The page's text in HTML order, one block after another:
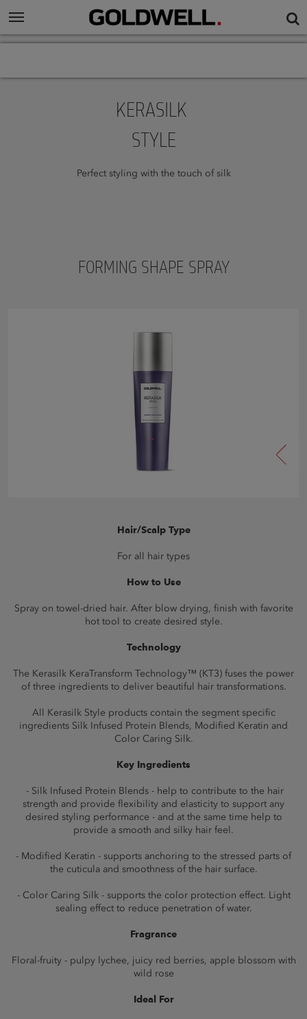
KERASILK
STYLE
Perfect styling with the touch of silk
FORMING SHAPE SPRAY
Hair/Scalp Type
For all hair types
How to Use
Spray on towel-dried hair. After blow drying, finish with favorite
hot tool to create desired style.
Technology
The Kerasilk KeraTransform Technology™ (KT3) fuses the power
of three ingredients to deliver beautiful hair transformations.
All Kerasilk Style products contain the segment specific
ingredients Silk Infused Protein Blends, Modified Keratin and
Color Caring Silk.
Key Ingredients
- Silk Infused Protein Blends - help to contribute to the hair
strength and provide flexibility and elasticity to support any
desired styling performance - and at the same time help to
provide a smooth and silky hair feel.
- Modified Keratin - supports anchoring to the stressed parts of
the cuticula and smoothness of the hair surface.
- Color Caring Silk - supports the color protection effect. Light
sealing effect to reduce penetration of water.
Fragrance
Floral-fruity - pulpy lychee, juicy red berries, apple blossom with
wild rose
Ideal For